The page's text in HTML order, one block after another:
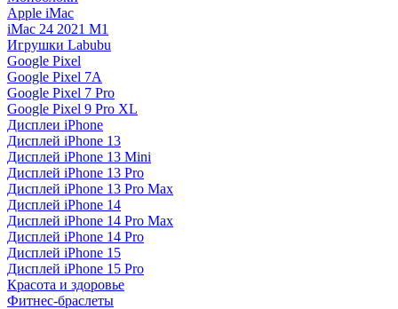
Apple iMac
iMac 24 2021 M1
Игрушки Labubu
Google Pixel
Google Pixel 7А
Google Pixel 7 Pro
Google Pixel 9 Pro XL
Дисплеи iPhone
Дисплей iPhone 13
Дисплей iPhone 13 Mini
Дисплей iPhone 13 Pro
Дисплей iPhone 13 Pro Max
Дисплей iPhone 14
Дисплей iPhone 14 Pro Max
Дисплей iPhone 14 Pro
Дисплей iPhone 15
Дисплей iPhone 15 Pro
Красота и здоровье
Фитнес-браслеты